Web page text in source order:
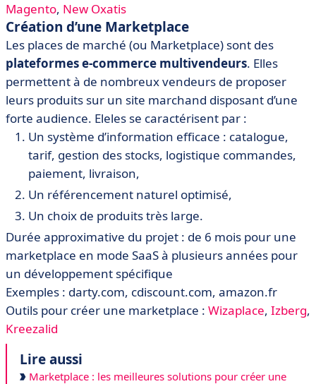
Magento, New Oxatis
Création d’une Marketplace
Les places de marché (ou Marketplace) sont des
plateformes e-commerce multivendeurs. Elles
permettent à de nombreux vendeurs de proposer
leurs produits sur un site marchand disposant d’une
forte audience. Eleles se caractérisent par :
Un système d’information efficace : catalogue,
tarif, gestion des stocks, logistique commandes,
paiement, livraison,
Un référencement naturel optimisé,
Un choix de produits très large.
Durée approximative du projet : de 6 mois pour une
marketplace en mode SaaS à plusieurs années pour
un développement spécifique
Exemples : darty.com, cdiscount.com, amazon.fr
Outils pour créer une marketplace : Wizaplace, Izberg,
Kreezalid
Lire aussi
Marketplace : les meilleures solutions pour créer une